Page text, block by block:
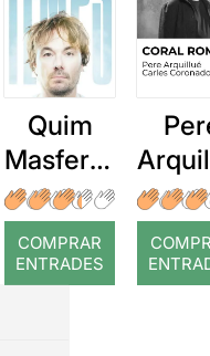
Quim
Masferre
r: Temps
COMPRAR
ENTRADES
: